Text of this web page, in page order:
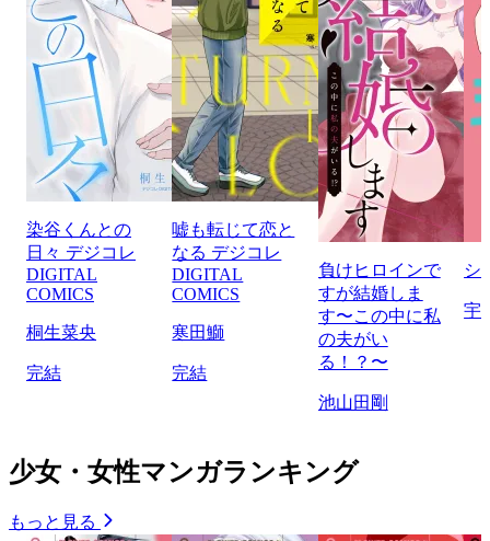
染谷くんとの
日々 デジコレ
DIGITAL
COMICS
桐生菜央
完結
嘘も転じて恋と
なる デジコレ
DIGITAL
COMICS
寒田鰤
完結
負けヒロインで
すが結婚しま
す〜この中に私
の夫がい
る！？〜
池山田剛
シ
宇
少女・女性マンガランキング
もっと見る